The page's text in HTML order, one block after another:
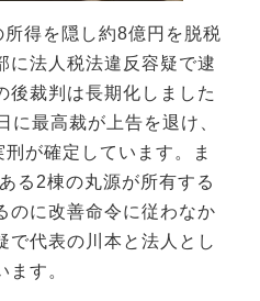
得を隠し約8億円を脱税
に法人税法違反容疑で逮
後裁判は長期化しました
最高裁が上告を退け、
が確定しています。ま
る2棟の丸源が所有する
のに改善命令に従わなか
で代表の川本と法人とし
す。